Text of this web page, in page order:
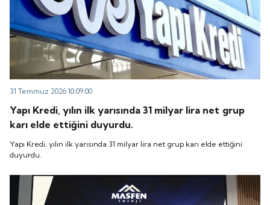
31 Temmuz 2026 10:09:00
Yapı Kredi, yılın ilk yarısında 31 milyar lira net grup
karı elde ettiğini duyurdu.
Yapı Kredi, yılın ilk yarısında 31 milyar lira net grup karı elde ettiğini
duyurdu.